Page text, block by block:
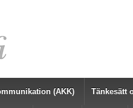
(AKK) Tänkesätt